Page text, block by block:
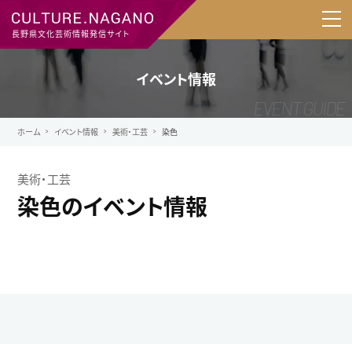
長野県文化芸術情報発信サイト
イベント情報
ホーム イベント情報 美術・工芸 染色
美術・工芸
染色のイベント情報